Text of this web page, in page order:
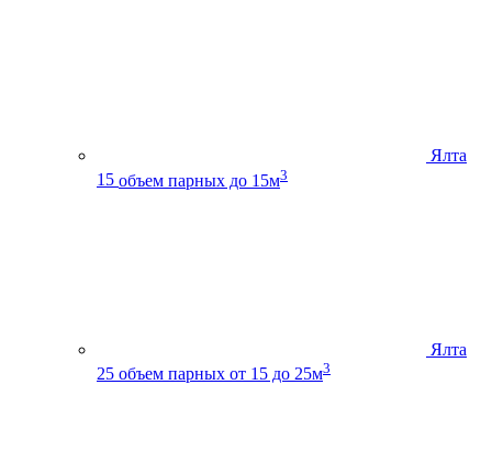
Ялта
15 объем парных до 15м3
Ялта
25 объем парных от 15 до 25м3